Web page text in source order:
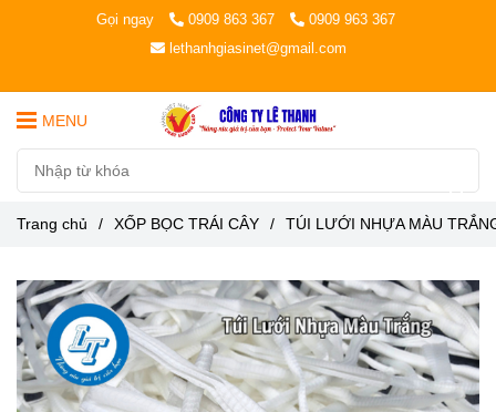
Gọi ngay 0909 863 367
0909 963 367
lethanhgiasinet@gmail.com
MENU
Trang chủ / XỐP BỌC TRÁI CÂY / TÚI LƯỚI NHỰA MÀU